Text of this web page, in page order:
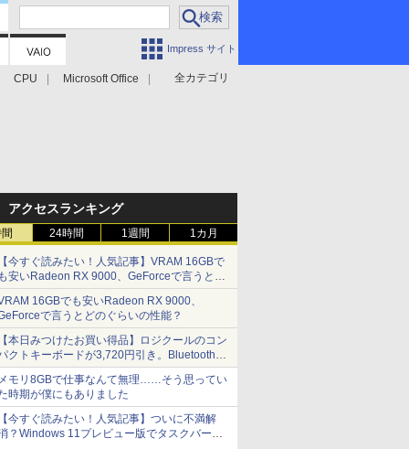
Impress サイト
全カテゴリ
CPU Microsoft Office
アクセスランキング
24時間 1週間 1カ月
今すぐ読みたい！人気記事】VRAM 16GBで
安いRadeon RX 9000、GeForceで言うとど
ぐらいの性能？ - PC Watch
16GBでも安いRadeon RX 9000、
で言うとどのぐらいの性能？
本日みつけたお買い得品】ロジクールのコン
クトキーボードが3,720円引き。Bluetoothで3
接続対応
モリ8GBで仕事なんて無理……そう思ってい
時期が僕にもありました
今すぐ読みたい！人気記事】ついに不満解
？Windows 11プレビュー版でタスクバーの